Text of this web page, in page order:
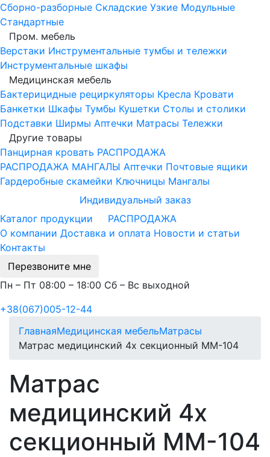
Сборно-разборные Складские Узкие Модульные
Стандартные
Пром. мебель
Верстаки Инструментальные тумбы и тележки
Инструментальные шкафы
Медицинская мебель
Бактерицидные рециркуляторы Кресла Кровати
Банкетки Шкафы Тумбы Кушетки Столы и столики
Подставки Ширмы Аптечки Матрасы Тележки
Другие товары
Панцирная кровать РАСПРОДАЖА
РАСПРОДАЖА МАНГАЛЫ Аптечки Почтовые ящики
Гардеробные скамейки Ключницы Мангалы
Индивидуальный заказ
Каталог продукции
РАСПРОДАЖА
О компании Доставка и оплата Новости и статьи
Контакты
Перезвоните мне
Пн – Пт 08:00 – 18:00 Сб – Вс выходной
+38(067)005-12-44
ГлавнаяМедицинская мебельМатрасы
Матрас медицинский 4х секционный ММ-104
Матрас
медицинский 4х
секционный ММ-104